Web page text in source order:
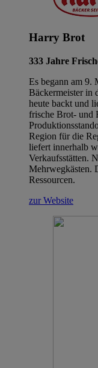
Harry Brot
333 Jahre
Es begann am 9.
Bäckermeister in
heute backt und
frische Brot- und
Region für die
liefert innerhalb
Verkaufsstätten.
Mehrwegkästen.
Ressourcen.
zur Website